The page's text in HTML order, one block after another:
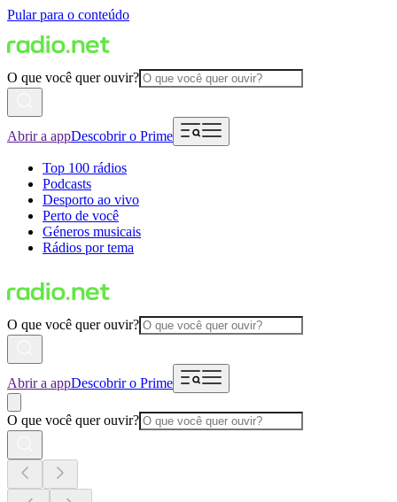
Pular para o conteúdo
O que você quer ouvir?
Abrir a appDescobrir o Prime
Top 100 rádios
Podcasts
Desporto ao vivo
Perto de você
Géneros musicais
Rádios por tema
O que você quer ouvir?
Abrir a appDescobrir o Prime
O que você quer ouvir?